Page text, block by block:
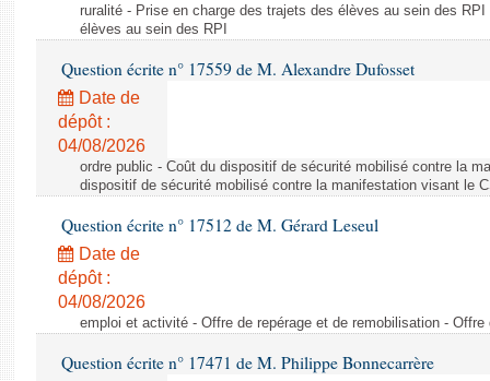
ruralité - Prise en charge des trajets des élèves au sein des
élèves au sein des RPI
Question écrite n° 17559 de M. Alexandre Dufosset
Date de
dépôt :
04/08/2026
ordre public - Coût du dispositif de sécurité mobilisé contre la
dispositif de sécurité mobilisé contre la manifestation visant le
Question écrite n° 17512 de M. Gérard Leseul
Date de
dépôt :
04/08/2026
emploi et activité - Offre de repérage et de remobilisation -
Question écrite n° 17471 de M. Philippe Bonnecarrère